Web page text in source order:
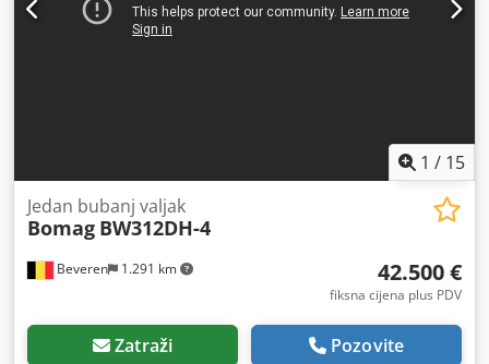
1 / 15
Beveren 1.291 km
Jedan bubanj valjak
Bomag BW312DH-4
42.500 €
fiksna cijena plus PDV
Zatraži Pozovite